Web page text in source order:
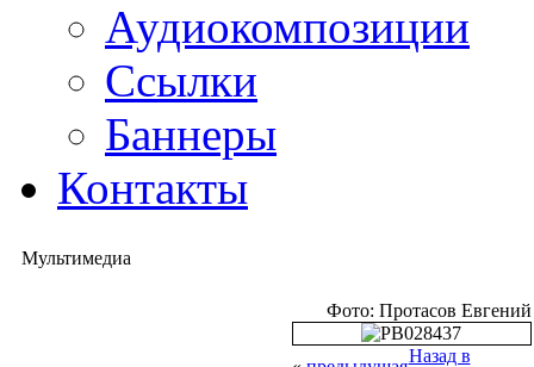
Аудиокомпозиции
Ссылки
Баннеры
Контакты
Мультимедиа
Фото: Протасов Евгений
Назад в